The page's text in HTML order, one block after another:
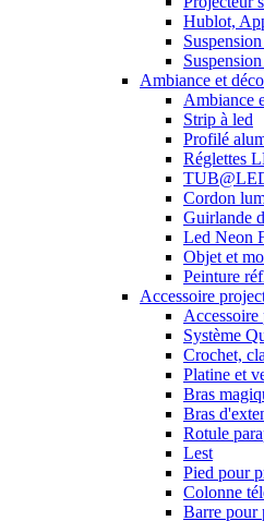
Hublot,
Ambiance et
Ambiance
Strip à led
Profilé
Réglettes
Cordon
Guirlande
Led Neon
Objet et
Peinture
Accessoire
Accessoire
Système
Crochet,
Platine et
Bras
Bras
Rotule
Lest
Pied pour
Colonne
Barre pour